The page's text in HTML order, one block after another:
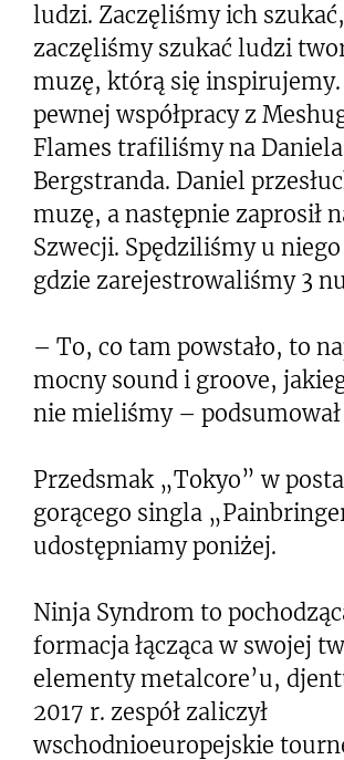
ludzi. Zaczęliśmy ich szukać,
zaczęliśmy szukać ludzi
muzę, którą się
pewnej współpracy z
Flames trafiliśmy na Daniela
Bergstranda. Daniel
muzę, a następnie zaprosił
Szwecji. Spędziliśmy u
gdzie zarejestrowaliśmy 3
– To, co tam powstało, to
mocny sound i groove,
nie mieliśmy –
Przedsmak „Tokyo” w
gorącego singla
udostępniamy poniżej.
Ninja Syndrom to
formacja łącząca w swojej
elementy metalcore’u,
2017 r. zespół zaliczył
wschodnioeuropejskie